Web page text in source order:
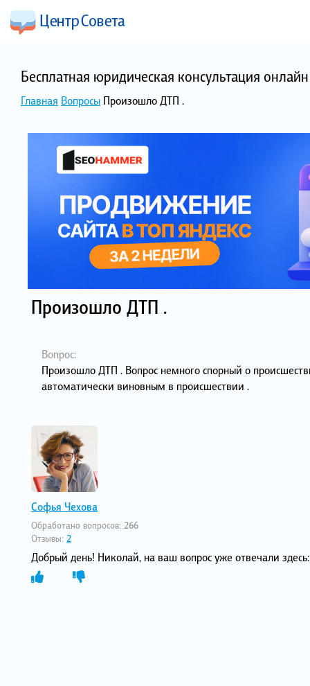
Бесплатная юридическая консультация
Главная Вопросы Произошло ДТП .
Произошло ДТП .
Вопрос:
Произошло ДТП . Вопрос немного спорный о
автоматически виновным в происшествии .
Софья Чехова
Обработано вопросов: 266
Отзывы: 2
Добрый день! Николай, на ваш вопрос уже отвечали